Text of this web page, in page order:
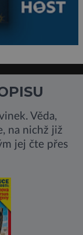
Věda,
na nichž již
jej čte přes